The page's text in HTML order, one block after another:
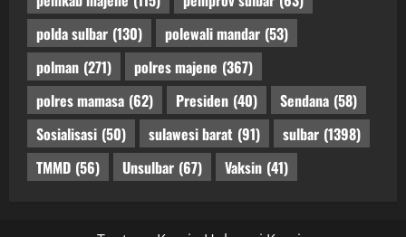
polda sulbar (130) polewali mandar (53)
polman (271) polres majene (367)
polres mamasa (62) Presiden (40) Sendana (58)
Sosialisasi (50) sulawesi barat (91) sulbar (1398)
TMMD (56) Unsulbar (67) Vaksin (41)